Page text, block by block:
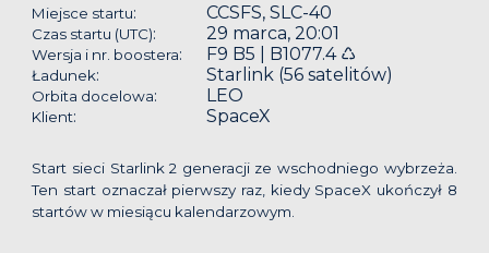
Miejsce startu: CCSFS, SLC-40
Czas startu (UTC): 29 marca, 20:01
Wersja i nr. boostera: F9 B5 | B1077.4 ♺
Ładunek: Starlink (56 satelitów)
Orbita docelowa: LEO
Klient: SpaceX
Start sieci Starlink 2 generacji ze wschodniego wybrzeża.
Ten start oznaczał pierwszy raz, kiedy SpaceX ukończył 8
startów w miesiącu kalendarzowym.